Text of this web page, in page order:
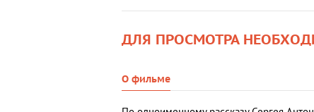
ДЛЯ ПРОСМОТРА
О фильме